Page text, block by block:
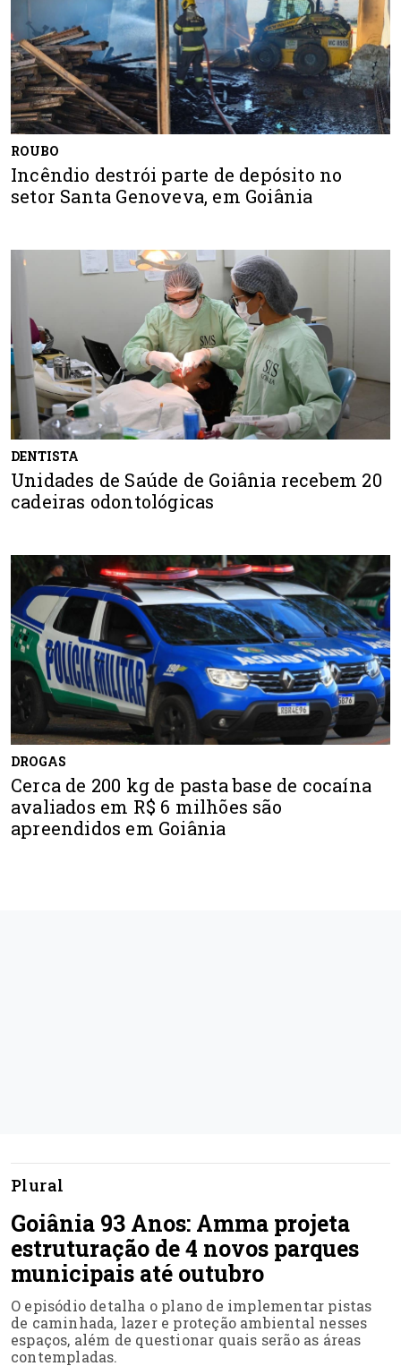
ROUBO
Incêndio destrói parte de depósito no
setor Santa Genoveva, em Goiânia
DENTISTA
Unidades de Saúde de Goiânia recebem 20
cadeiras odontológicas
DROGAS
Cerca de 200 kg de pasta base de cocaína
avaliados em R$ 6 milhões são
apreendidos em Goiânia
Plural
Goiânia 93 Anos: Amma projeta
estruturação de 4 novos parques
municipais até outubro
O episódio detalha o plano de implementar pistas
de caminhada, lazer e proteção ambiental nesses
espaços, além de questionar quais serão as áreas
contempladas.